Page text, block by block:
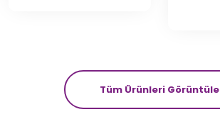
Tüm Ürünleri Görüntüle